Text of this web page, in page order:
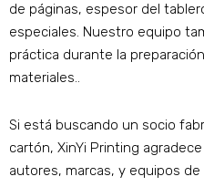
de páginas, espesor del
especiales. Nuestro equipo
práctica durante la
materiales..
Si está buscando un socio
cartón, XinYi Printing
autores, marcas, y equipos